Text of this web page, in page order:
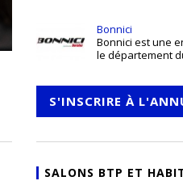
Bonnici
Bonnici est une
le département
S'INSCRIRE À
SALONS BTP ET